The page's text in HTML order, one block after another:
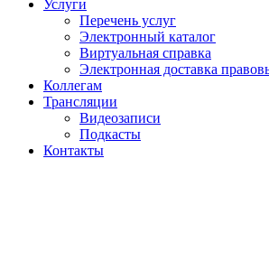
Услуги
Перечень услуг
Электронный каталог
Виртуальная справка
Электронная доставка
Коллегам
Трансляции
Видеозаписи
Подкасты
Контакты